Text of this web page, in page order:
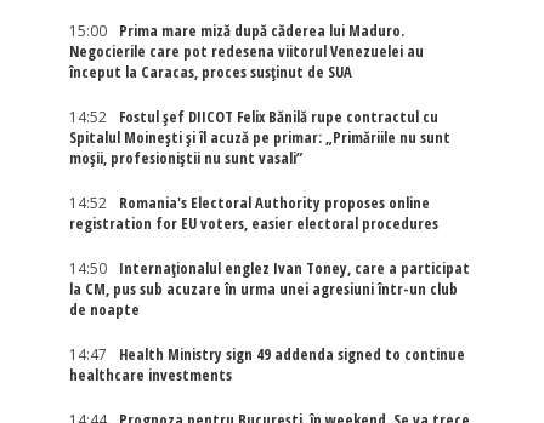
15:00
Prima mare miză după căderea lui Maduro.
Negocierile care pot redesena viitorul Venezuelei au
început la Caracas, proces susținut de SUA
14:52
Fostul șef DIICOT Felix Bănilă rupe contractul cu
Spitalul Moinești și îl acuză pe primar: „Primăriile nu sunt
moșii, profesioniștii nu sunt vasali”
14:52
Romania's Electoral Authority proposes online
registration for EU voters, easier electoral procedures
14:50
Internaţionalul englez Ivan Toney, care a participat
la CM, pus sub acuzare în urma unei agresiuni într-un club
de noapte
14:47
Health Ministry sign 49 addenda signed to continue
healthcare investments